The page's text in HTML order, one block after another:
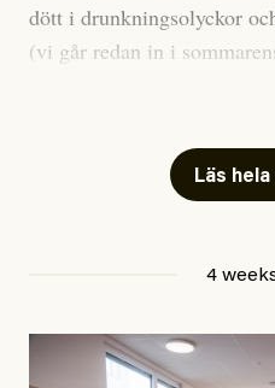
dött i drunkningsolyckor
(vi går redan in i
Har du också panik i
mardröm? Bra, allt annat
att han brukar vara ganska
september 2023, när de
månaden visade sig vara
Läs
4